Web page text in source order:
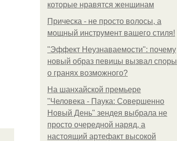
которые нравятся женщинам
Прическа - не просто волосы, а
мощный инструмент вашего стиля!
"Эффект Неузнаваемости": почему
новый образ певицы вызвал споры
о гранях возможного?
На шанхайской премьере
"Человека - Паука: Совершенно
Новый День" зендея выбрала не
просто очередной наряд, а
настоящий артефакт высокой